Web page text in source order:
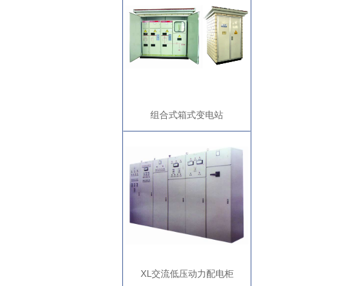
组合式箱式变电站
XL交流低压动力配电柜